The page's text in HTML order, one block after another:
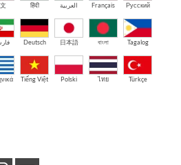
हिंदी العربية Français Русский
Deutsch 日本語 বাংলা Tagalog
Tiếng Việt Polski ไทย Türkçe